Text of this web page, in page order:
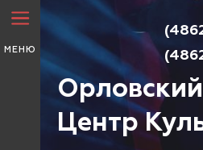
МЕНЮ
Центр